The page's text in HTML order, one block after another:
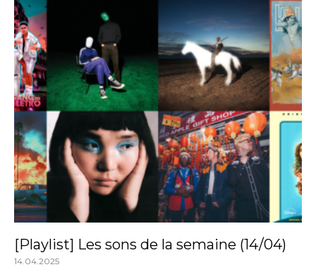
[Playlist] Les sons de la semaine (14/04)
14.04.2025